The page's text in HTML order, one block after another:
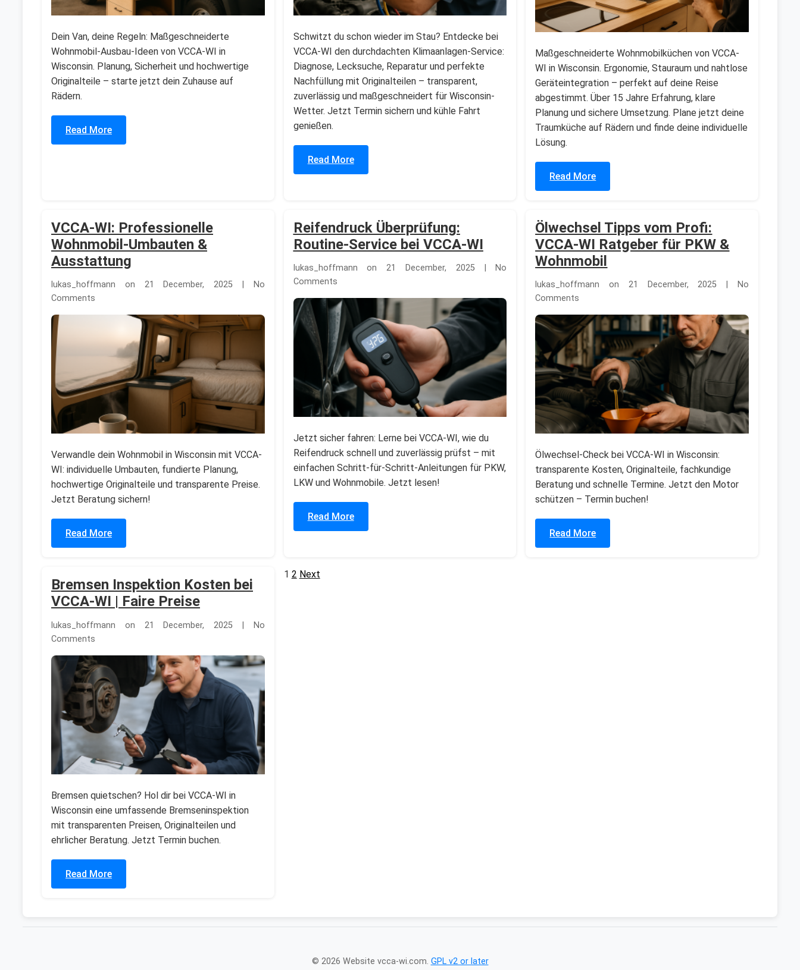
Dein Van, deine Regeln: Maßgeschneiderte
Wohnmobil-Ausbau-Ideen von VCCA-WI in
Wisconsin. Planung, Sicherheit und hochwertige
Originalteile – starte jetzt dein Zuhause auf
Rädern.
Read More
Schwitzt du schon wieder im Stau? Entdecke bei
VCCA-WI den durchdachten Klimaanlagen-Service:
Diagnose, Lecksuche, Reparatur und perfekte
Nachfüllung mit Originalteilen – transparent,
zuverlässig und maßgeschneidert für Wisconsin-
Wetter. Jetzt Termin sichern und kühle Fahrt
genießen.
Read More
Maßgeschneiderte Wohnmobilküchen von VCCA-
WI in Wisconsin. Ergonomie, Stauraum und nahtlose
Geräteintegration – perfekt auf deine Reise
abgestimmt. Über 15 Jahre Erfahrung, klare
Planung und sichere Umsetzung. Plane jetzt deine
Traumküche auf Rädern und finde deine individuelle
Lösung.
Read More
VCCA-WI: Professionelle
Wohnmobil-Umbauten &
Ausstattung
lukas_hoffmann on 21 December, 2025 | No
Comments
Verwandle dein Wohnmobil in Wisconsin mit VCCA-
WI: individuelle Umbauten, fundierte Planung,
hochwertige Originalteile und transparente Preise.
Jetzt Beratung sichern!
Read More
Reifendruck Überprüfung:
Routine-Service bei VCCA-WI
lukas_hoffmann on 21 December, 2025 | No
Comments
Jetzt sicher fahren: Lerne bei VCCA-WI, wie du
Reifendruck schnell und zuverlässig prüfst – mit
einfachen Schritt-für-Schritt-Anleitungen für PKW,
LKW und Wohnmobile. Jetzt lesen!
Read More
Ölwechsel Tipps vom Profi:
VCCA-WI Ratgeber für PKW &
Wohnmobil
lukas_hoffmann on 21 December, 2025 | No
Comments
Ölwechsel-Check bei VCCA-WI in Wisconsin:
transparente Kosten, Originalteile, fachkundige
Beratung und schnelle Termine. Jetzt den Motor
schützen – Termin buchen!
Read More
Bremsen Inspektion Kosten bei
VCCA-WI | Faire Preise
lukas_hoffmann on 21 December, 2025 | No
Comments
Bremsen quietschen? Hol dir bei VCCA-WI in
Wisconsin eine umfassende Bremseninspektion
mit transparenten Preisen, Originalteilen und
ehrlicher Beratung. Jetzt Termin buchen.
Read More
Posts
1 2 Next
© 2026 Website vcca-wi.com. GPL v2 or later